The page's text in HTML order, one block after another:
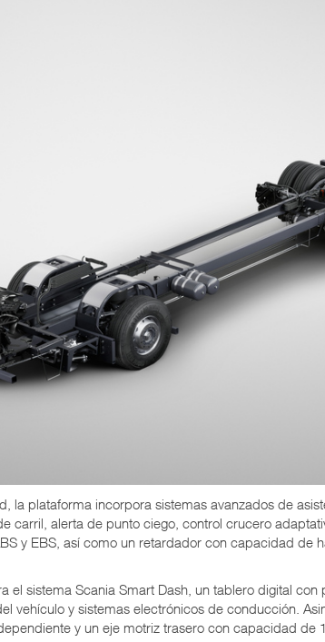
la plataforma incorpora sistemas avanzados de
carril, alerta de punto ciego, control crucero
y EBS, así como un retardador con capacidad de
el sistema Scania Smart Dash, un tablero digital
vehículo y sistemas electrónicos de conducción.
y un eje motriz trasero con capacidad de